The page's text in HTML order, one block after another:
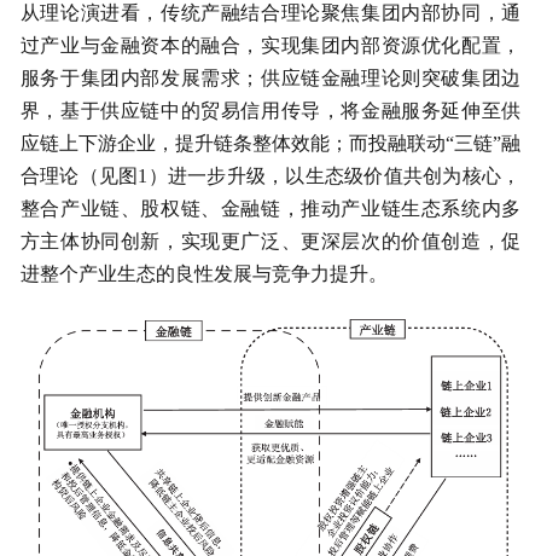
从理论演进看，传统产融结合理论聚焦集团内部协同，通
过产业与金融资本的融合，实现集团内部资源优化配置，
服务于集团内部发展需求；供应链金融理论则突破集团边
界，基于供应链中的贸易信用传导，将金融服务延伸至供
应链上下游企业，提升链条整体效能；而投融联动“三链”融
合理论（见图1）进一步升级，以生态级价值共创为核心，
整合产业链、股权链、金融链，推动产业链生态系统内多
方主体协同创新，实现更广泛、更深层次的价值创造，促
进整个产业生态的良性发展与竞争力提升。